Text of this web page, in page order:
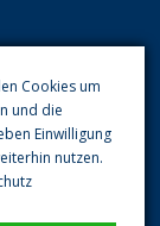
Cookies um
und die
Einwilligung
nutzen.